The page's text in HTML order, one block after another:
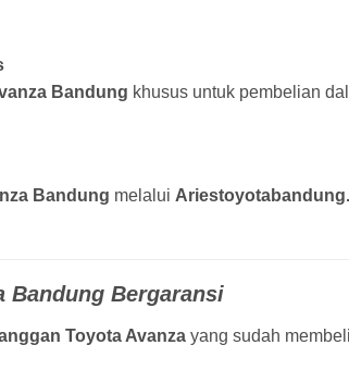
Bandung khusus untuk pembelian
Bandung melalui
Bandung Bergaransi
Toyota Avanza yang sudah